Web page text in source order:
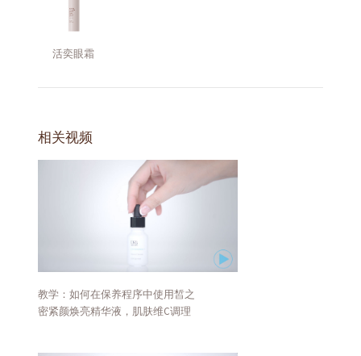
活奕眼霜
相关视频
教学：如何在保养程序中使用皙之
密紧颜焕亮精华液，肌肤维C调理